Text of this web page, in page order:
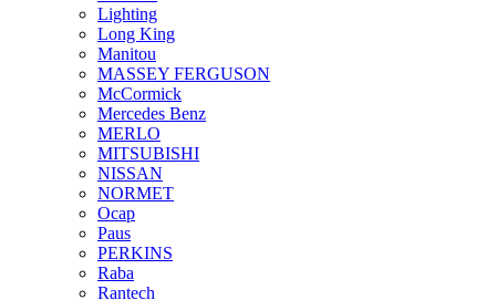
Lighting
Long King
Manitou
MASSEY FERGUSON
McCormick
Mercedes Benz
MERLO
MITSUBISHI
NISSAN
NORMET
Ocap
Paus
PERKINS
Raba
Rantech